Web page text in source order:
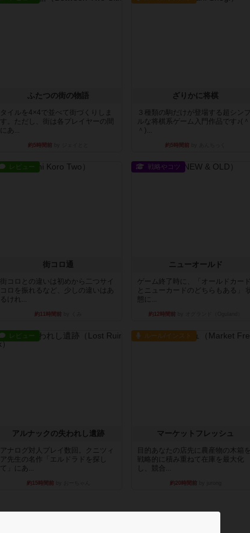
ふたつの街の物語
タイルを4×4で並べて街づくりしま
す。ただし、街は各プレイヤーの間
にあ...
約5時間前
ざりかに将棋
３種類の駒だけが登場する超シンプ
ルな将棋系ゲーム入門作品です♪(＾
＾)...
約5時間前
レビュー
街コロ通
街コロとの違いは初めから二つサイ
コロを振れるなど、少しの違いはあ
るけれ...
約11時間前
戦略やコツ
ニューオールド
ゲーム終了時に、「オールドカード
とニューカードのどちらもある」
態に...
約12時間前
レビュー
アルナックの失われし遺跡
アナログ対人プレイ数回。クニツィ
ア先生の名作「エルドラドを探し
て」にあ...
約15時間前
ルール/インスト
マーケットフレッシュ
目的あなたの店先に農産物の木箱を
戦略的に積み重ねて在庫を最大化
し、競合...
約20時間前